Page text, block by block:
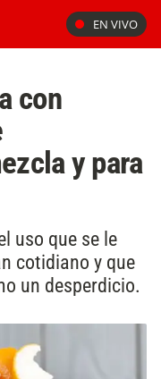
EN VIVO
con
y para
uso que se le
cotidiano y que
un desperdicio.